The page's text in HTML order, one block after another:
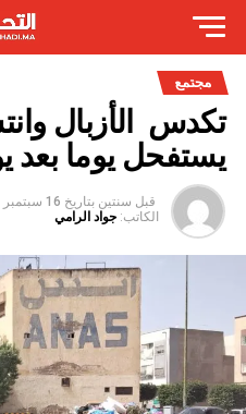
مجتمع
تكدس الأزبال
يستفحل يوما بعد
قبل سنتين بتاريخ 16 سبتمبر 2024
الكاتب: جواد الرامي